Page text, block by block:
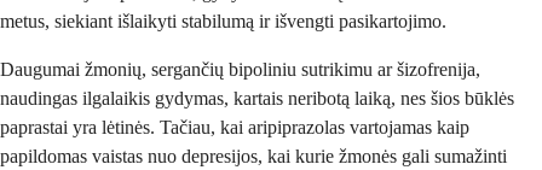
metus, siekiant išlaikyti stabilumą ir išvengti pasikartojimo.
Daugumai žmonių, sergančių bipoliniu sutrikimu ar šizofrenija,
naudingas ilgalaikis gydymas, kartais neribotą laiką, nes šios būklės
paprastai yra lėtinės. Tačiau, kai aripiprazolas vartojamas kaip
papildomas vaistas nuo depresijos, kai kurie žmonės gali sumažinti